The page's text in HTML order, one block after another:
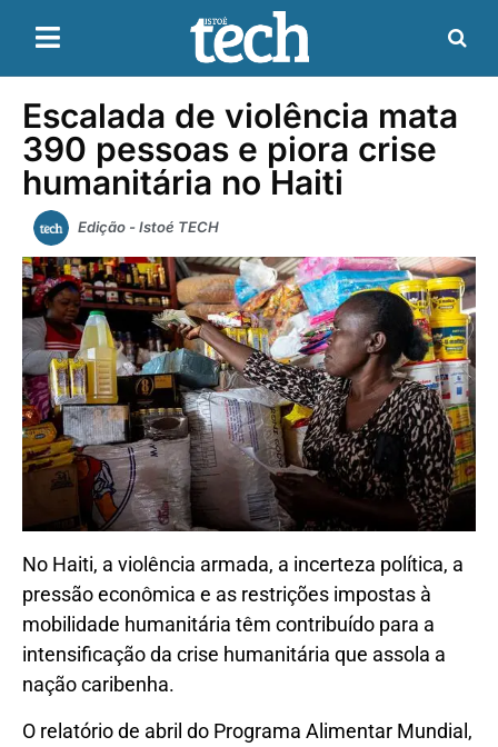
Escalada de violência mata
390 pessoas e piora crise
humanitária no Haiti
Edição - Istoé TECH
No Haiti, a violência armada, a incerteza política, a
pressão econômica e as restrições impostas à
mobilidade humanitária têm contribuído para a
intensificação da crise humanitária que assola a
nação caribenha.
O relatório de abril do Programa Alimentar Mundial,